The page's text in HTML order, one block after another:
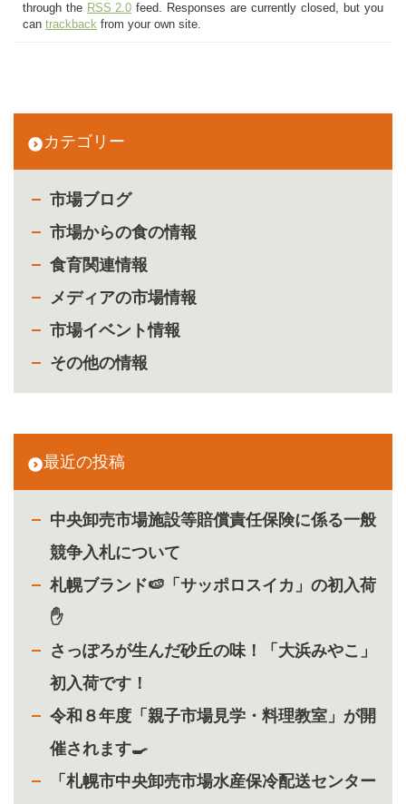
カテゴリー
市場ブログ
市場からの食の情報
食育関連情報
メディアの市場情報
市場イベント情報
その他の情報
最近の投稿
中央卸売市場施設等賠償責任保険に係る一般
競争入札について
札幌ブランド🍉「サッポロスイカ」の初入荷
✋
さっぽろが生んだ砂丘の味！「大浜みやこ」
初入荷です！
令和８年度「親子市場見学・料理教室」が開
催されます🍳
「札幌市中央卸売市場水産保冷配送センター
through the RSS 2.0 feed. Responses are currently closed, but you
can trackback from your own site.